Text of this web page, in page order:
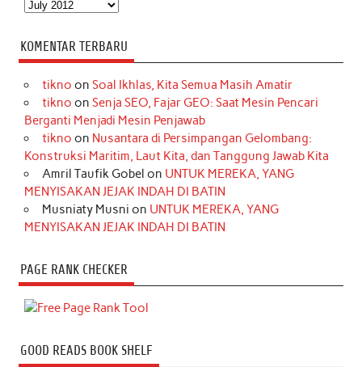
KOMENTAR TERBARU
tikno on Soal Ikhlas, Kita Semua Masih Amatir
tikno on Senja SEO, Fajar GEO: Saat Mesin Pencari
Berganti Menjadi Mesin Penjawab
tikno on Nusantara di Persimpangan Gelombang:
Konstruksi Maritim, Laut Kita, dan Tanggung Jawab Kita
Amril Taufik Gobel on UNTUK MEREKA, YANG
MENYISAKAN JEJAK INDAH DI BATIN
Musniaty Musni on UNTUK MEREKA, YANG
MENYISAKAN JEJAK INDAH DI BATIN
PAGE RANK CHECKER
GOOD READS BOOK SHELF